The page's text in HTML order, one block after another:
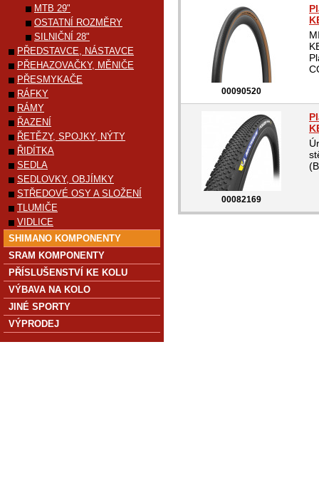
00090520
00082169
MTB 29"
OSTATNÍ ROZMĚRY
SILNIČNÍ 28"
PŘEDSTAVCE, NÁSTAVCE
PŘEHAZOVAČKY, MĚNIČE
PŘESMYKAČE
RÁFKY
RÁMY
ŘAZENÍ
ŘETĚZY, SPOJKY, NÝTY
ŘIDÍTKA
SEDLA
SEDLOVKY, OBJÍMKY
STŘEDOVÉ OSY A SLOŽENÍ
TLUMIČE
VIDLICE
SHIMANO KOMPONENTY
SRAM KOMPONENTY
PŘÍSLUŠENSTVÍ KE KOLU
VÝBAVA NA KOLO
JINÉ SPORTY
VÝPRODEJ